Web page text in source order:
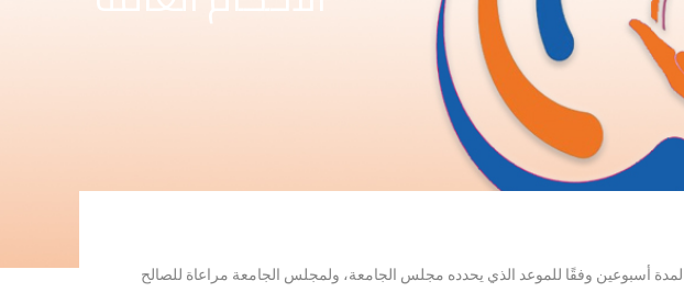
أسبوعين وفقًا للموعد الذي يحدده مجلس الجامعة، ولمجلس الجامعة مراعاة للصالح